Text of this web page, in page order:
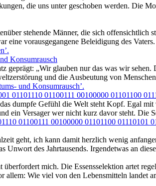
die uns unter geschoben werden. Die
stehende Männer, die sich
eine vorausgegangene Beleidigung des
.
Konsumrausch
geprägt: „Wir glauben nur das was wir
und die Ausbeutung von
und Konsumrausch’.
01101110 01100111 00100000 01101100
dumpfe Gefühl die Welt steht Kopf. Egal
ein Versager wer nicht kurz davor steht.
01100111 00100000 01101100 01110101
geht, ich kann damit herzlich wenig
Unwort des Jahrtausends. Irgendetwas an
überfordert mich. Die Essensselektion artet
allem: Wie viel von den Lebensmitteln